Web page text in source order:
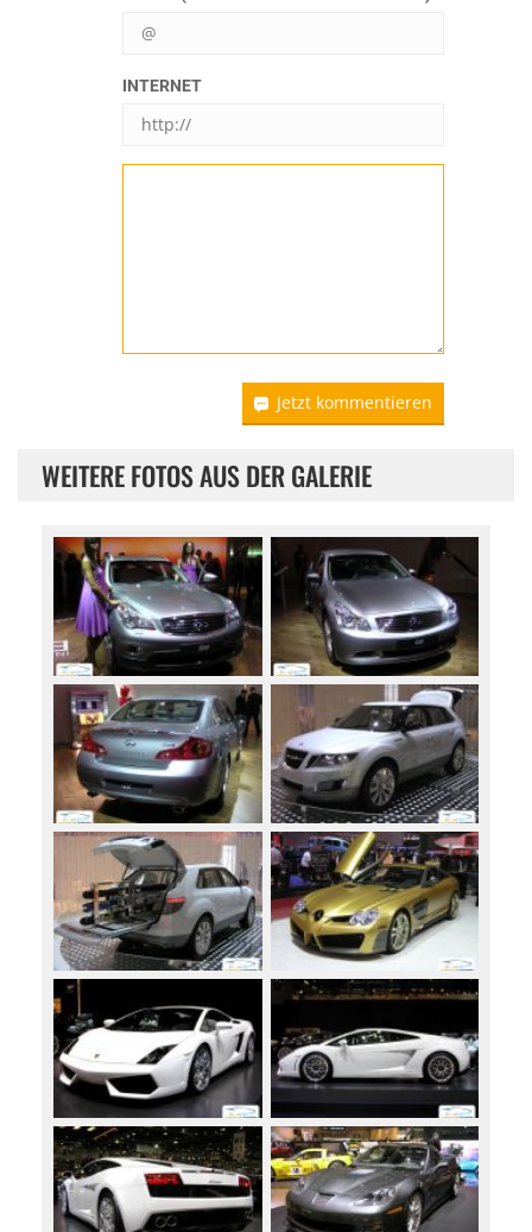
INTERNET
Jetzt kommentieren
WEITERE FOTOS AUS DER GALERIE